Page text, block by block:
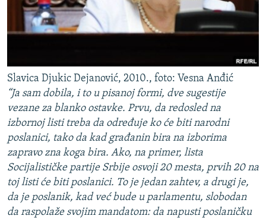
Slavica Djukic Dejanović, 2010., foto: Vesna Anđić
“Ja sam dobila, i to u pisanoj formi, dve sugestije
vezane za blanko ostavke. Prvu, da redosled na
izbornoj listi treba da određuje ko će biti narodni
poslanici, tako da kad građanin bira na izborima
zapravo zna koga bira. Ako, na primer, lista
Socijalističke partije Srbije osvoji 20 mesta, prvih 20 na
toj listi će biti poslanici. To je jedan zahtev, a drugi je,
da je poslanik, kad već bude u parlamentu, slobodan
da raspolaže svojim mandatom: da napusti poslaničku